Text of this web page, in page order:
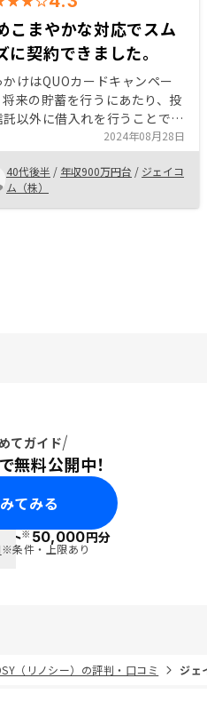
こまやかな対応でスム
に契約できました。
かけはQUOカードキャンペー
将来の貯蓄を行うにあたり、投
託以外に借入れを行うことで手
資金に影響なく運用が可能であ
が魅力です。物件選択が豊富な
、購入のタイミングが早いほど
ットがあることなどおすすめし
います。 面談場所が遠い
2024年08月28日
40代後半 / 年収900万円台 / ジェイコ
ム（株）
てガイド
無料公開中！
てみる
ト※50,000円分
※条件・上限あり
（リノシー）の評判・口コミ ジェ